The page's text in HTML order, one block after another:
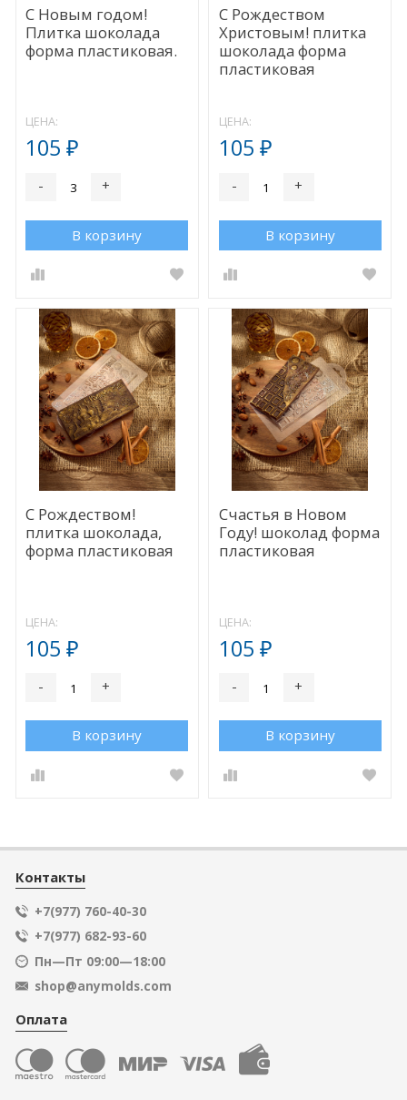
С Новым годом!
Плитка шоколада
форма пластиковая.
ЦЕНА:
105₽
- +
В корзину
С Рождеством
Христовым! плитка
шоколада форма
пластиковая
ЦЕНА:
105 ₽
- +
В корзину
С Рождеством!
плитка шоколада,
форма пластиковая
ЦЕНА:
105₽
- +
В корзину
Счастья в Новом
Году! шоколад форма
пластиковая
ЦЕНА:
105 ₽
- +
В корзину
Контакты
+7(977) 760-40-30
+7(977) 682-93-60
Пн—Пт 09:00—18:00
shop@anymolds.com
Оплата